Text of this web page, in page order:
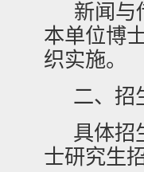
新闻与
本单位博
织实施。
二、招
具体招
士研究生